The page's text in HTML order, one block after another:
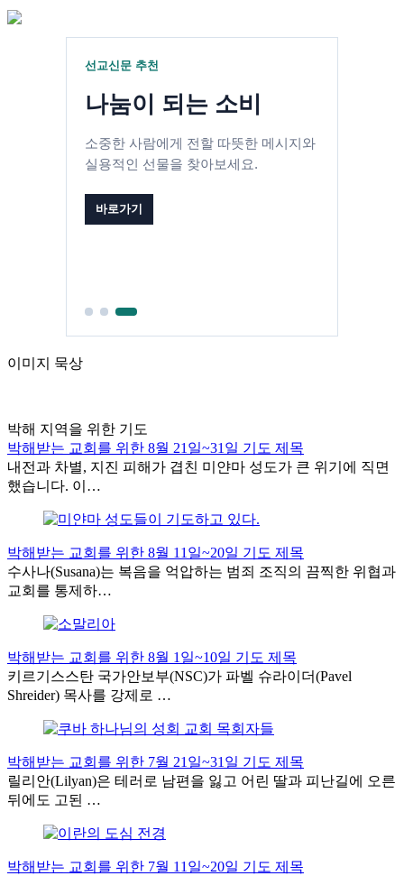
선교신문 추천
나눔이 되는 소비
소중한 사람에게 전할 따뜻한 메시지와
실용적인 선물을 찾아보세요.
바로가기
이미지 묵상
박해 지역을 위한 기도
박해받는 교회를 위한 8월 21일~31일 기도 제목
내전과 차별, 지진 피해가 겹친 미얀마 성도가 큰 위기에 직면
했습니다. 이…
박해받는 교회를 위한 8월 11일~20일 기도 제목
수사나(Susana)는 복음을 억압하는 범죄 조직의 끔찍한 위협과
교회를 통제하…
박해받는 교회를 위한 8월 1일~10일 기도 제목
키르기스스탄 국가안보부(NSC)가 파벨 슈라이더(Pavel
Shreider) 목사를 강제로 …
박해받는 교회를 위한 7월 21일~31일 기도 제목
릴리안(Lilyan)은 테러로 남편을 잃고 어린 딸과 피난길에 오른
뒤에도 고된 …
박해받는 교회를 위한 7월 11일~20일 기도 제목